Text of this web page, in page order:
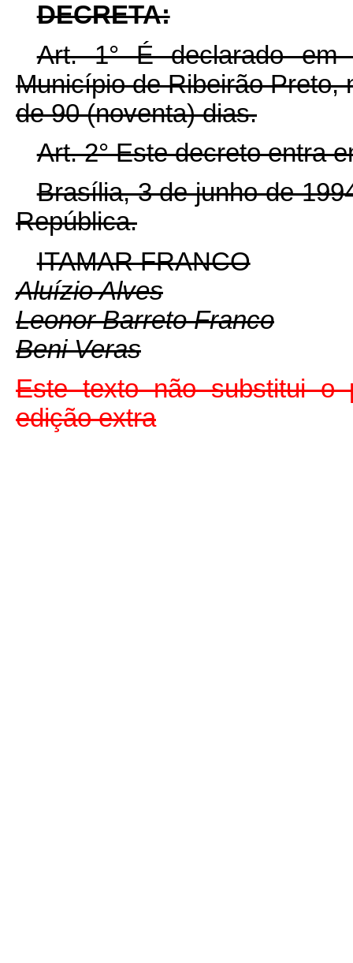
DECRETA:
Art. 1° É declarado em
Município de Ribeirão Preto,
de 90 (noventa) dias.
Art. 2° Este decreto entra
Brasília, 3 de junho de
República.
ITAMAR FRANCO
Aluízio Alves
Leonor Barreto Franco
Beni Veras
Este texto não substitui o
edição extra